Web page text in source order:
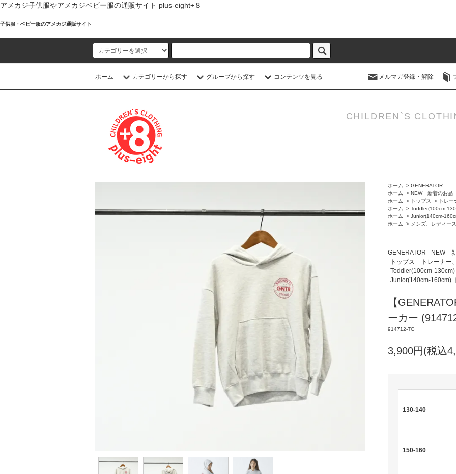
アメカジ子供服やアメカジベビー服の通販サイト plus-eight+８
子供服・ベビー服のアメカジ通販サイト
ホーム カテゴリーから探す グループから探す コンテンツを見る メルマガ登録・解除
CHILDREN`S
ホーム > GENERATOR
ホーム
> NEW 新着のお品
ホーム
> トップス > トレ
ホーム
> Toddler(100cm-
ホーム
> Junior(140cm-
ホーム
> メンズ、レディース
GENERATOR
NEW
トップス
トレーナー
Toddler(100cm-
Junior(140cm-160cm)
【
ーカー
914712-TG
3,900円(税込
130-140
150-160